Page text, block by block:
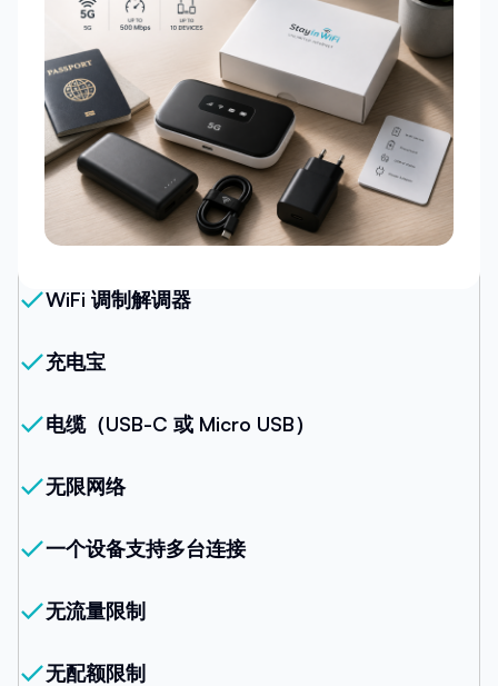
我们的套餐
WiFi 调制解调器
充电宝
电缆（USB-C 或 Micro USB）
无限网络
一个设备支持多台连接
无流量限制
无配额限制